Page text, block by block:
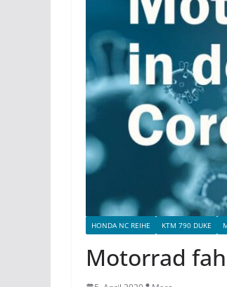
HONDA NC REIHE KTM 790 DUKE
Motorrad